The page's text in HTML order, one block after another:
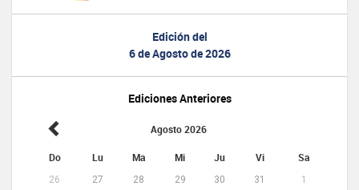
Edición del
6 de Agosto de 2026
Ediciones Anteriores
Agosto 2026
Do Lu Ma Mi Ju Vi Sa
26 27 28 29 30 31
1